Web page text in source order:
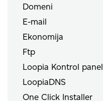
Domeni
E-mail
Ekonomija
Ftp
Loopia Kontrol panel
LoopiaDNS
One Click Installer